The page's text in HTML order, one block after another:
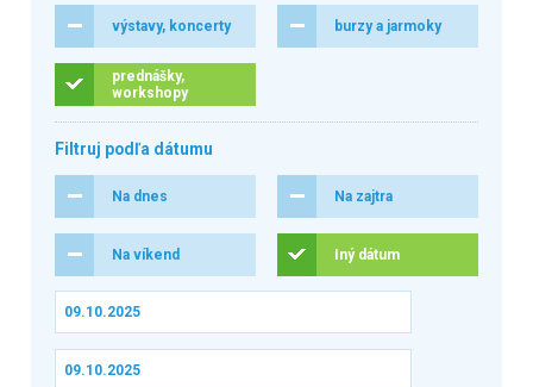
výstavy, koncerty burzy a jarmoky
prednášky,
workshopy
Filtruj podľa dátumu
Na dnes Na zajtra
Na víkend Iný dátum